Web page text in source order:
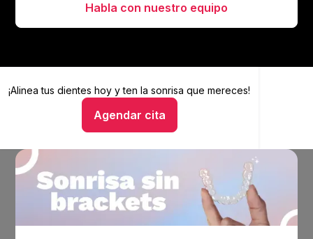
Habla con nuestro equipo
¡Alinea tus dientes hoy yten la sonrisa que mereces!
Agendar cita
Alinea tus dientes hoy y ten la sonrisa que mereces
Hablar con un asesor